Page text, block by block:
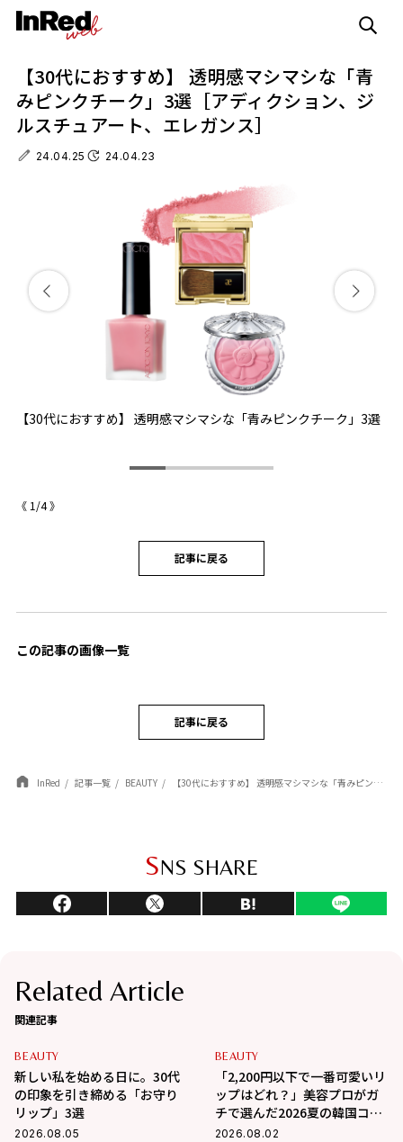
【30代におすすめ】 透明感マシマシな「青
みピンクチーク」3選［アディクション、ジ
ルスチュアート、エレガンス］
24.04.25 24.04.23
【30代におすすめ】 透明感マシマシな「青みピンクチーク」3選
《 1 /4》
記事に戻る
この記事の画像一覧
記事に戻る
InRed 記事一覧 BEAUTY 【30代におすすめ】 透明感マシマシな「青みピンクチーク」3選［アディクション、ジルスチュアート、エレガンス］
SNS SHARE
Related Article
関連記事
BEAUTY
新しい私を始める日に。30代
の印象を引き締める「お守り
リップ」3選
2026.08.05
BEAUTY
「2,200円以下で一番可愛いリ
ップはどれ？」美容プロがガ
チで選んだ2026夏の韓国コス
メ3選
2026.08.02